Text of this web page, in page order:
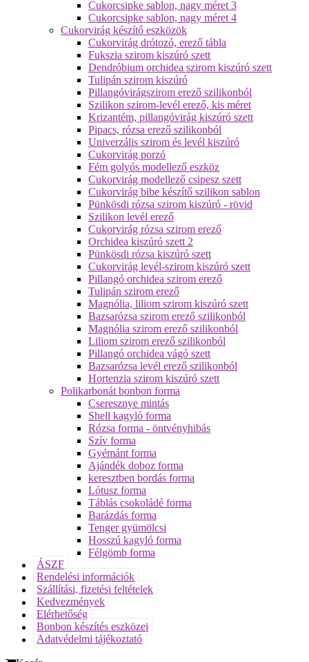
Cukorcsipke sablon, nagy méret 3
Cukorcsipke sablon, nagy méret 4
Cukorvirág készítő eszközök
Cukorvirág drótozó, erező tábla
Fukszia szirom kiszúró szett
Dendróbium orchidea szirom kiszúró szett
Tulipán szirom kiszúró
Pillangóvirágszirom erező szilikonból
Szilikon szirom-levél erező, kis méret
Krizantém, pillangóvirág kiszúró szett
Pipacs, rózsa erező szilikonból
Univerzális szirom és levél kiszúró
Cukorvirág porzó
Fém golyós modellező eszköz
Cukorvirág modellező csipesz szett
Cukorvirág bibe készítő szilikon sablon
Pünkösdi rózsa szirom kiszúró - rövid
Szilikon levél erező
Cukorvirág rózsa szirom erező
Orchidea kiszúró szett 2
Pünkösdi rózsa kiszúró szett
Cukorvirág levél-szirom kiszúró szett
Pillangó orchidea szirom erező
Tulipán szirom erező
Magnólia, liliom szirom kiszúró szett
Bazsarózsa szirom erező szilikonból
Magnólia szirom erező szilikonból
Liliom szirom erező szilikonból
Pillangó orchidea vágó szett
Bazsarózsa levél erező szilikonból
Hortenzia szirom kiszúró szett
Polikarbonát bonbon forma
Cseresznye mintás
Shell kagyló forma
Rózsa forma - öntvényhibás
Szív forma
Gyémánt forma
Ajándék doboz forma
keresztben bordás forma
Lótusz forma
Táblás csokoládé forma
Barázdás forma
Tenger gyümölcsi
Hosszú kagyló forma
Félgömb forma
ÁSZF
Rendelési információk
Szállítási, fizetési feltételek
Kedvezmények
Elérhetőség
Bonbon készítés eszközei
Adatvédelmi tájékoztató